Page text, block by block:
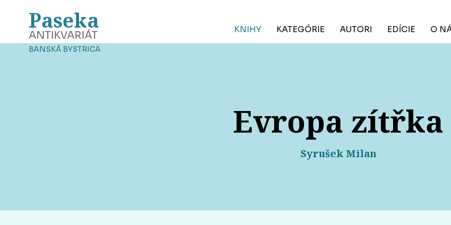
Paseka
ANTIKVARIÁT
BANSKÁ BYSTRICA
KNIHY KATEGÓRIE AUTORI EDÍCIE O
Evropa zítřka
Syrušek Milan